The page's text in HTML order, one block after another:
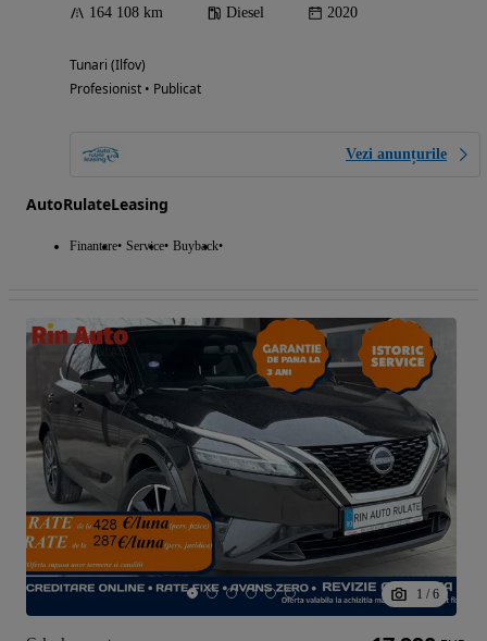
164 108 km Diesel 2020
Tunari (Ilfov)
Profesionist • Publicat
Vezi anunțurile
AutoRulateLeasing
Finantare Service Buyback
1 / 6